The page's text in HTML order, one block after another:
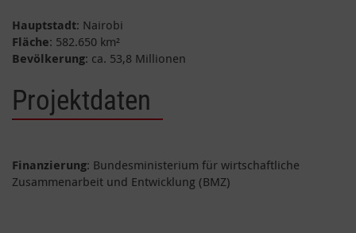
Hauptstadt: Nairobi
Fläche: 582.650 km²
Bevölkerung: ca. 53,8 Millionen
Projektdaten
Finanzierung: Bundesministerium für wirtschaftliche
Zusammenarbeit und Entwicklung (BMZ)